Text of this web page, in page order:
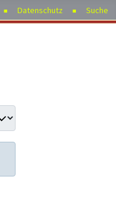
Datenschutz Suche